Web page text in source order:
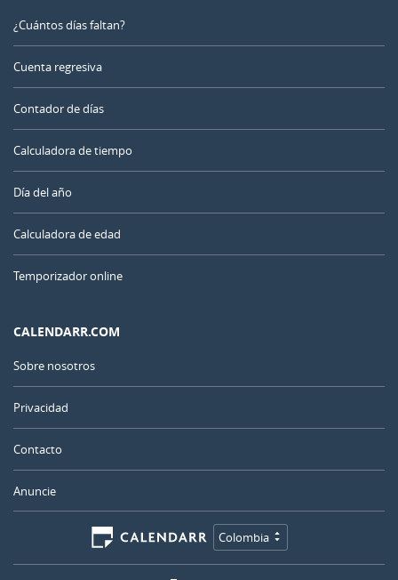
¿Cuántos días faltan?
Cuenta regresiva
Contador de días
Calculadora de tiempo
Día del año
Calculadora de edad
Temporizador online
CALENDARR.COM
Sobre nosotros
Privacidad
Contacto
Anuncie
Colombia